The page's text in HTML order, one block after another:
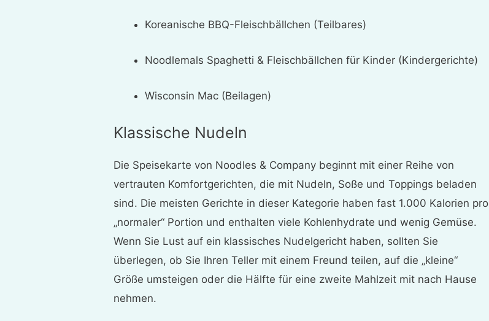
Koreanische BBQ-Fleischbällchen (Teilbares)
Noodlemals Spaghetti & Fleischbällchen für Kinder (Kindergerichte)
Wisconsin Mac (Beilagen)
Klassische Nudeln
Die Speisekarte von Noodles & Company beginnt mit einer Reihe von
vertrauten Komfortgerichten, die mit Nudeln, Soße und Toppings beladen
sind. Die meisten Gerichte in dieser Kategorie haben fast 1.000 Kalorien pro
„normaler“ Portion und enthalten viele Kohlenhydrate und wenig Gemüse.
Wenn Sie Lust auf ein klassisches Nudelgericht haben, sollten Sie
überlegen, ob Sie Ihren Teller mit einem Freund teilen, auf die „kleine“
Größe umsteigen oder die Hälfte für eine zweite Mahlzeit mit nach Hause
nehmen.